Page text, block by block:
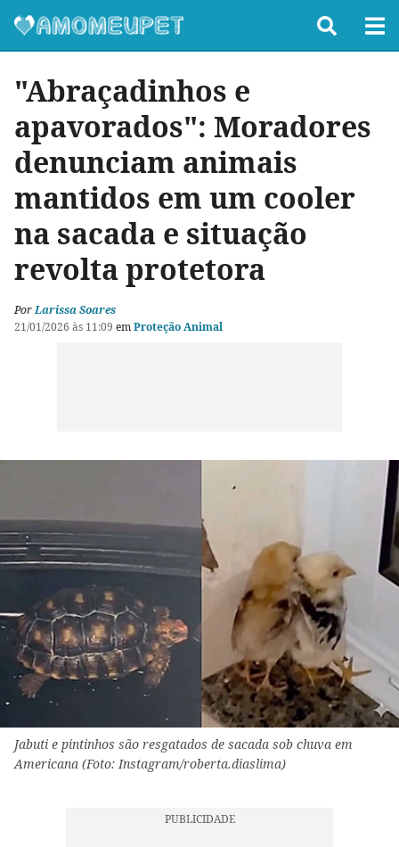
"Abraçadinhos e
apavorados": Moradores
denunciam animais
mantidos em um cooler
na sacada e situação
revolta protetora
PorLarissa Soares
21/01/2026 às 11:09 emProteção Animal
Jabuti e pintinhos são resgatados de sacada sob chuva em
Americana (Foto: Instagram/roberta.diaslima)